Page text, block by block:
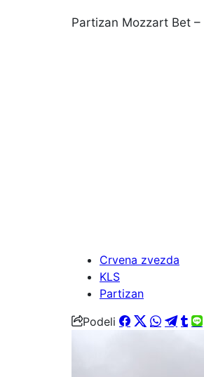
Partizan Mozzart Bet –
Crvena zvezda
KLS
Partizan
Podeli